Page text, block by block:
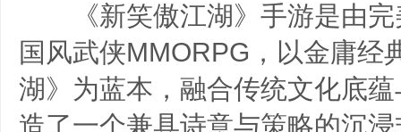
《新笑傲江湖》手游是由完
国风武侠MMORPG，以金庸经
湖》为蓝本，融合传统文化底
造了一个兼具诗意与策略的沉